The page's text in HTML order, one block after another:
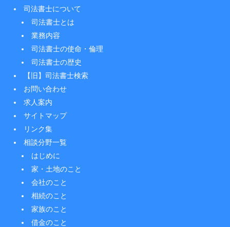
司法書士について
司法書士とは
業務内容
司法書士の使命・倫理
司法書士の歴史
【旧】司法書士検索
お問い合わせ
求人案内
サイトマップ
リンク集
相談分野一覧
はじめに
家・土地のこと
会社のこと
相続のこと
家族のこと
借金のこと